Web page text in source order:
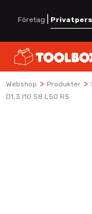
Företag
Webshop > Produkter >
D1,3 I10 S8 L50 R5